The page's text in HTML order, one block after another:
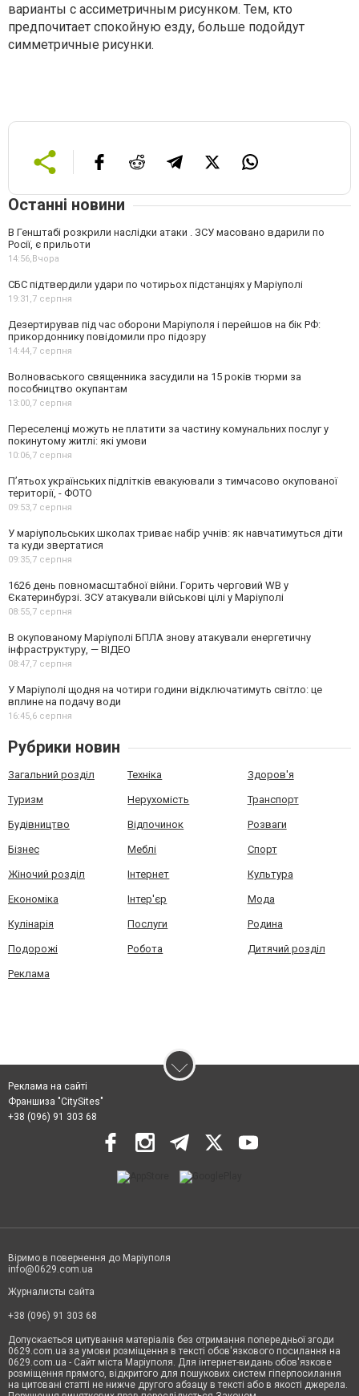
варианты с ассиметричным рисунком. Тем, кто
предпочитает спокойную езду, больше подойдут
симметричные рисунки.
Останні новини
В Генштабі розкрили наслідки атаки . ЗСУ масовано вдарили по
Росії, є прильоти
14:56,Вчора
СБС підтвердили удари по чотирьох підстанціях у Маріуполі
19:31,7 серпня
Дезертирував під час оборони Маріуполя і перейшов на бік РФ:
прикордоннику повідомили про підозру
14:44,7 серпня
Волноваського священника засудили на 15 років тюрми за
пособництво окупантам
13:00,7 серпня
Переселенці можуть не платити за частину комунальних послуг у
покинутому житлі: які умови
10:06,7 серпня
П’ятьох українських підлітків евакуювали з тимчасово окупованої
території, - ФОТО
09:53,7 серпня
У маріупольських школах триває набір учнів: як навчатимуться діти
та куди звертатися
09:35,7 серпня
1626 день повномасштабної війни. Горить черговий WB у
Єкатеринбурзі. ЗСУ атакували військові цілі у Маріуполі
08:55,7 серпня
В окупованому Маріуполі БПЛА знову атакували енергетичну
інфраструктуру, — ВІДЕО
08:47,7 серпня
У Маріуполі щодня на чотири години відключатимуть світло: це
вплине на подачу води
16:45,6 серпня
Рубрики новин
Загальний розділ Техніка Здоров'я
Туризм Нерухомість Транспорт
Будівництво Відпочинок Розваги
Бізнес Меблі Спорт
Жіночий розділ Інтернет Культура
Економіка Інтер'єр Мода
Кулінарія Послуги Родина
Подорожі Робота Дитячий розділ
Реклама
Реклама на сайті
Франшиза "CitySites"
+38 (096) 91 303 68
Віримо в повернення до Маріуполя
info@0629.com.ua
Журналисты сайта
+38 (096) 91 303 68
Допускається цитування матеріалів без отримання попередньої згоди
0629.com.ua за умови розміщення в тексті обов'язкового посилання на
0629.com.ua - Сайт міста Маріуполя. Для інтернет-видань обов'язкове
розміщення прямого, відкритого для пошукових систем гіперпосилання
на цитовані статті не нижче другого абзацу в тексті або в якості джерела.